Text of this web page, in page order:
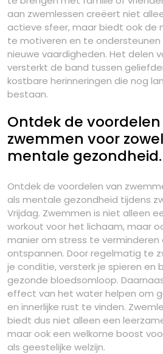
aan zwemlessen creëert niet
actieve sfeer, maar biedt ook de
te motiveren en te ondersteunen
nieuwe vaardigheden. Het delen
versterkt de band tussen
kostbare herinneringen die nog
bestaan.
Ontdek de
zwemmen voor
mentale gezondheid.
Ontdek de voordelen van
als mentale gezondheid tijdens
Vrijdag. Zwemmen is niet alleen
workout voor het lichaam, maar
manier om stress te
ontspannen. Door regelmatig te
je conditie, versterk je spieren en
gezonde bloedsomloop.
effect van het water helpen om
en innerlijke rust te vinden.
biedt dus niet alleen een
maar ook een welkome boost
als geestelijke welzijn.